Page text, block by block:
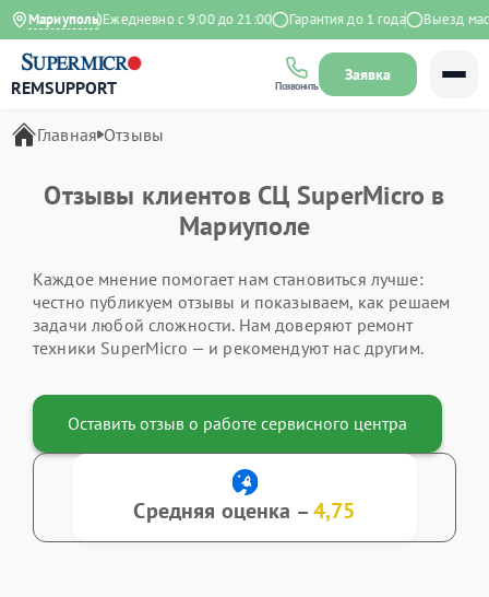
Мариуполь
на Яндекс Ежедневно с 9:00 до 21:00 Гарантия до 1 года Выезд
REMSUPPORT Позвонить
Заявка
Главная Отзывы
Отзывы клиентов СЦ SuperMicro в
Мариуполе
Каждое мнение помогает нам становиться лучше:
честно публикуем отзывы и показываем, как решаем
задачи любой сложности. Нам доверяют ремонт
техники SuperMicro — и рекомендуют нас другим.
Оставить отзыв о работе сервисного центра
Средняя оценка –4,75